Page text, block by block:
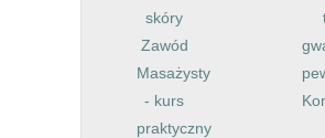
skóry
Zawód
Masażysty
- kurs
praktyczny